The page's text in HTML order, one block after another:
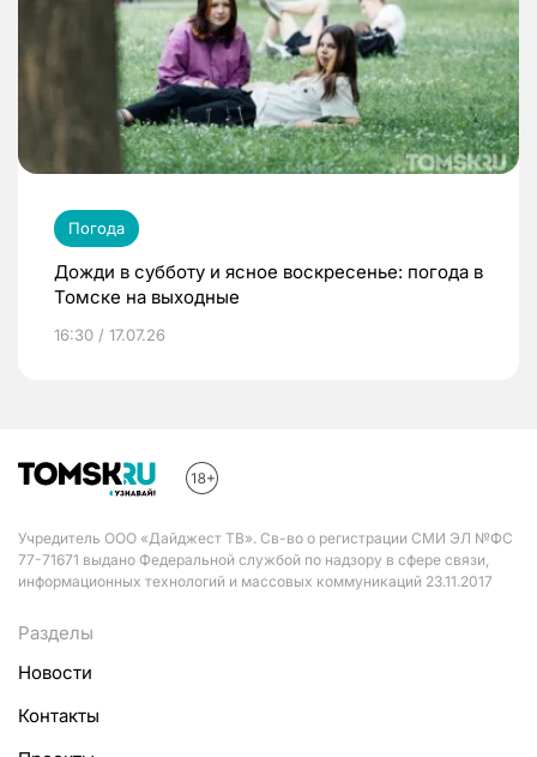
Погода
Дожди в субботу и ясное воскресенье: погода в
Томске на выходные
16:30 / 17.07.26
Учредитель ООО «Дайджест ТВ». Св-во о регистрации СМИ ЭЛ №ФС
77-71671 выдано Федеральной службой по надзору в сфере связи,
информационных технологий и массовых коммуникаций 23.11.2017
Разделы
Новости
Контакты